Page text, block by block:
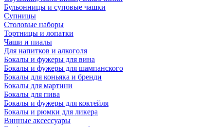
Бульонницы и суповые чашки
Супницы
Столовые наборы
Тортницы и лопатки
Чаши и пиалы
Для напитков и алкоголя
Бокалы и фужеры для вина
Бокалы и фужеры для шампанского
Бокалы для коньяка и бренди
Бокалы для мартини
Бокалы для пива
Бокалы и фужеры для коктейля
Бокалы и рюмки для ликера
Винные аксессуары